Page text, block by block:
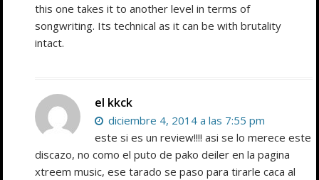
this one takes it to another level in terms of
songwriting. Its technical as it can be with brutality
intact.
el kkck
diciembre 4, 2014 a las 7:55 pm
este si es un review!!!! asi se lo merece este
discazo, no como el puto de pako deiler en la pagina
xtreem music, ese tarado se paso para tirarle caca al